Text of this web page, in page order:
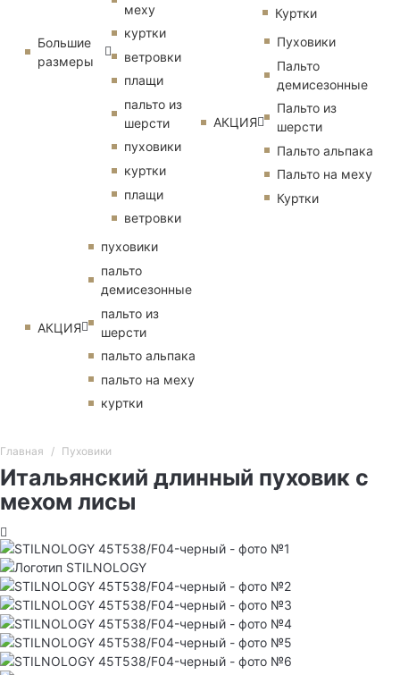
Большие
размеры
меху
куртки
ветровки
плащи
пальто из
шерсти
пуховики
куртки
плащи
ветровки
АКЦИЯ
пуховики
пальто
демисезонные
пальто из
шерсти
пальто альпака
пальто на меху
куртки
Куртки
АКЦИЯ
Пуховики
Пальто
демисезонные
Пальто из
шерсти
Пальто альпака
Пальто на меху
Куртки
Главная Пуховики
Итальянский длинный пуховик с
мехом лисы